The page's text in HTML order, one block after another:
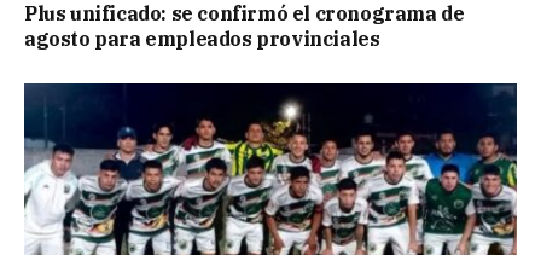
Plus unificado: se confirmó el cronograma de
agosto para empleados provinciales